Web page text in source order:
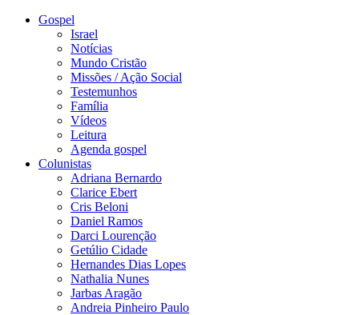
Gospel
Israel
Notícias
Mundo Cristão
Missões / Ação Social
Testemunhos
Família
Vídeos
Leitura
Agenda gospel
Colunistas
Adriana Bernardo
Clarice Ebert
Cris Beloni
Daniel Ramos
Darci Lourenção
Getúlio Cidade
Hernandes Dias Lopes
Nathalia Nunes
Jarbas Aragão
Andreia Pinheiro Paulo